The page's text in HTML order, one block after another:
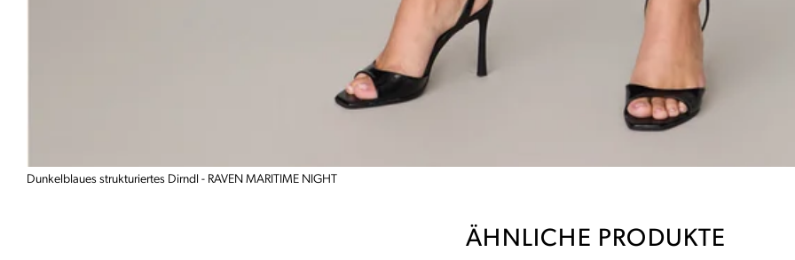
Dunkelblaues strukturiertes Dirndl - RAVEN MARITIME NIGHT
ÄHNLICHE PRODUKTE